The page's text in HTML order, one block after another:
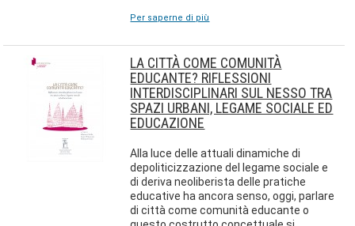
Per saperne di più
LA CITTÀ COME COMUNITÀ
EDUCANTE? RIFLESSIONI
INTERDISCIPLINARI SUL NESSO TRA
SPAZI URBANI, LEGAME SOCIALE ED
EDUCAZIONE
Alla luce delle attuali dinamiche di
depoliticizzazione del legame sociale e
di deriva neoliberista delle pratiche
educative ha ancora senso, oggi, parlare
di città come comunità educante o